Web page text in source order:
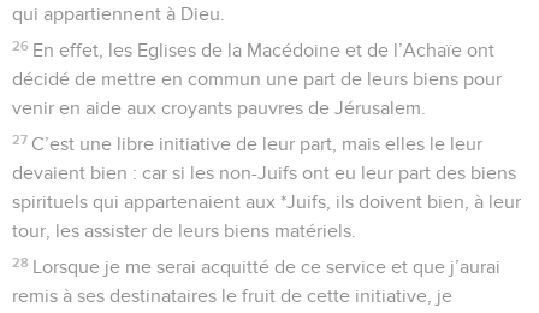
qui appartiennent à Dieu.
26 En effet, les Eglises de la Macédoine et de l’Achaïe ont
décidé de mettre en commun une part de leurs biens pour
venir en aide aux croyants pauvres de Jérusalem.
27 C’est une libre initiative de leur part, mais elles le leur
devaient bien : car si les non-Juifs ont eu leur part des biens
spirituels qui appartenaient aux *Juifs, ils doivent bien, à leur
tour, les assister de leurs biens matériels.
28 Lorsque je me serai acquitté de ce service et que j’aurai
remis à ses destinataires le fruit de cette initiative, je